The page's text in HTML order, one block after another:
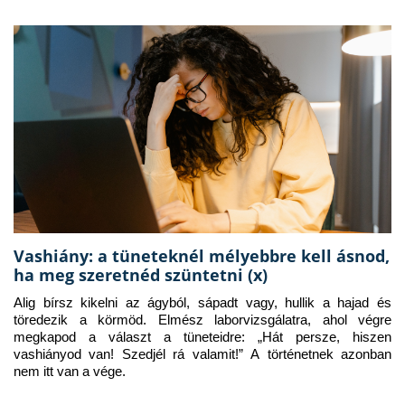
Vashiány: a tüneteknél mélyebbre kell ásnod,
ha meg szeretnéd szüntetni (x)
Alig bírsz kikelni az ágyból, sápadt vagy, hullik a hajad és
töredezik a körmöd. Elmész laborvizsgálatra, ahol végre
megkapod a választ a tüneteidre: „Hát persze, hiszen
vashiányod van! Szedjél rá valamit!” A történetnek azonban
nem itt van a vége.